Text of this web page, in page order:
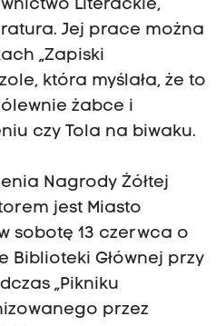
Literackie,
Jej prace można
„Zapiski
która myślała, że to
żabce i
czy Tola na biwaku.
Nagrody Żółtej
jest Miasto
sobotę 13 czerwca o
Biblioteki Głównej przy
„Pikniku
przez